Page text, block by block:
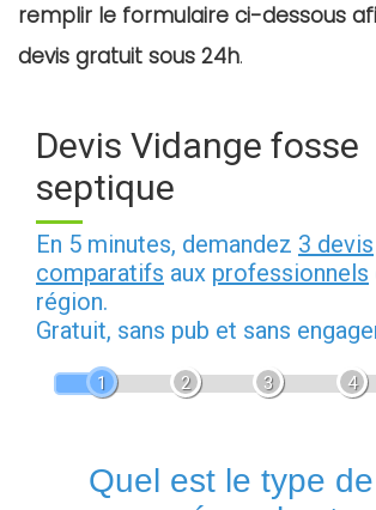
remplir le formulaire ci-dessous
devis gratuit sous 24h.
Devis Vidange fosse
septique
En 5 minutes, demandez 3 devis
comparatifs aux professionnels
région.
Gratuit, sans pub et sans
1 2 3 4
Quel est le type